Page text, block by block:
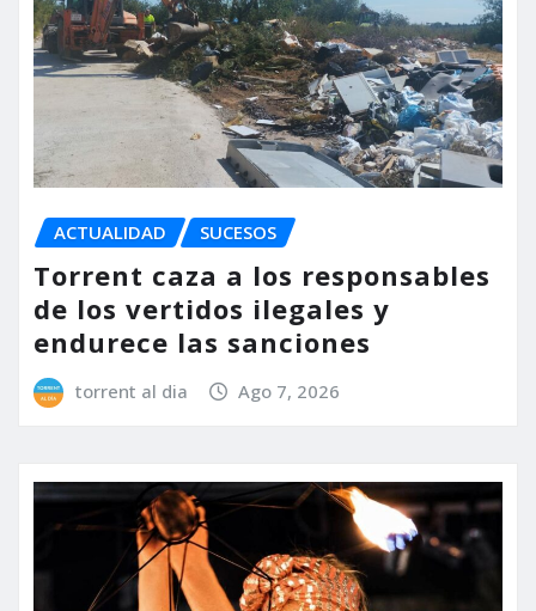
ACTUALIDAD SUCESOS
Torrent caza a los responsables
de los vertidos ilegales y
endurece las sanciones
torrent al dia Ago 7, 2026